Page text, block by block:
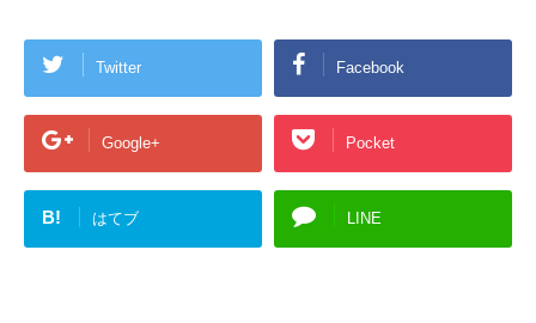
Twitter Facebook
Google+ Pocket
B! はてブ LINE